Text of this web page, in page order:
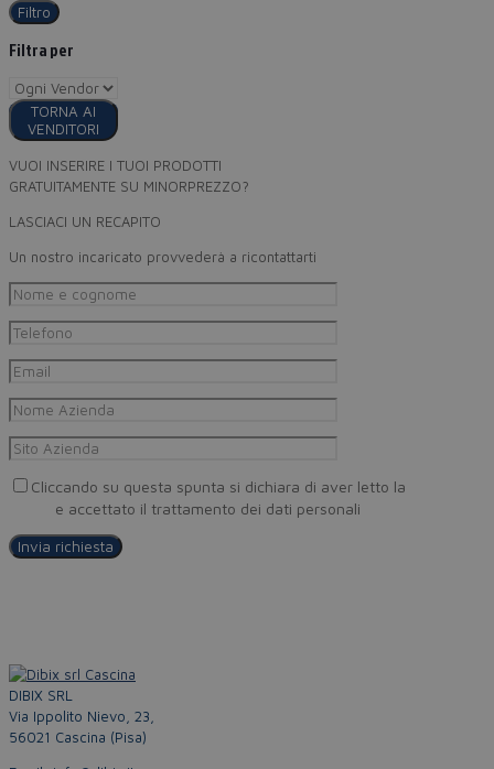
Filtro
Filtra per
TORNA AI
VENDITORI
VUOI INSERIRE I TUOI PRODOTTI
GRATUITAMENTE SU MINORPREZZO?
LASCIACI UN RECAPITO
Un nostro incaricato provvederà a ricontattarti
Cliccando su questa spunta si dichiara di aver letto la
e accettato il trattamento dei dati personali
DIBIX SRL
Via Ippolito Nievo, 23,
56021 Cascina (Pisa)